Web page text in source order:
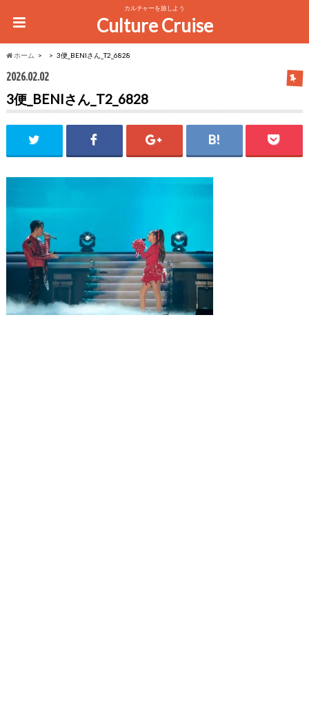
カルチャーを旅しよう
Culture Cruise
ホーム 3便_BENIさん_T2_6828
2026.02.02
3便_BENIさん_T2_6828